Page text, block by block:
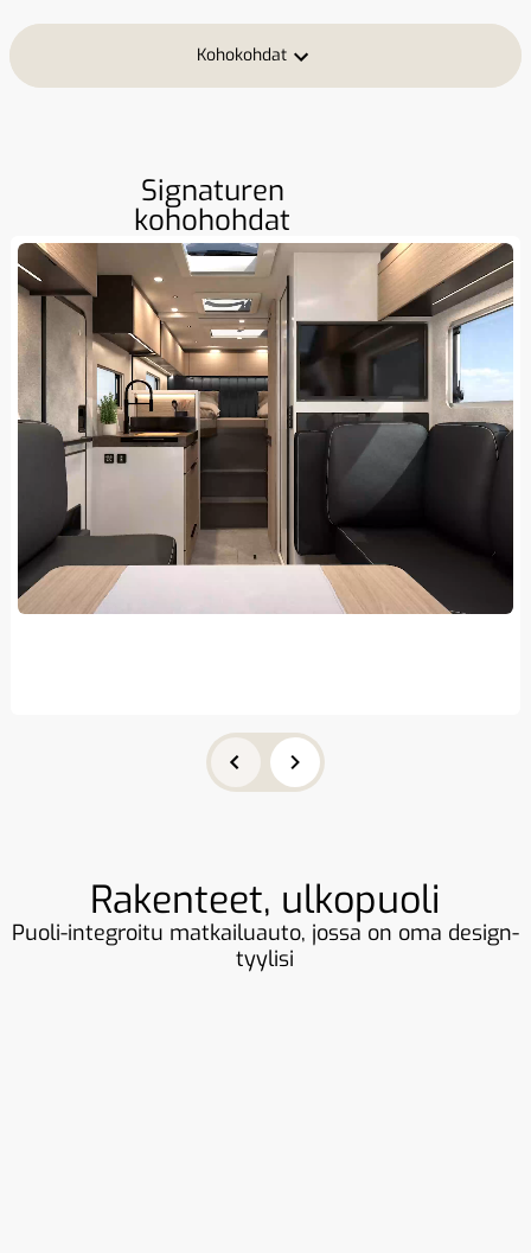
Kohokohdat
Signaturen
kohohohdat
Rakenteet, ulkopuoli
Puoli-integroitu matkailuauto, jossa on oma design-
tyylisi